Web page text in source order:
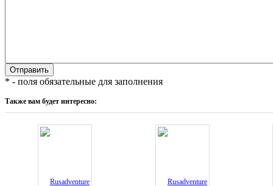
* - поля обязательные для заполнения
Также вам будет интересно: